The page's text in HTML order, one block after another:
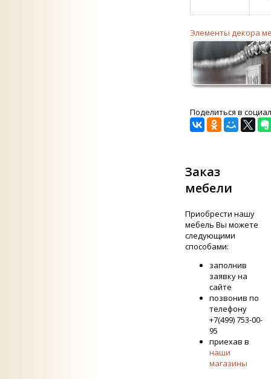
Элементы декора
Поделиться в
Заказ
мебели
Приобрести нашу
мебель Вы можете
следующими
способами:
заполнив
заявку на
сайте
позвонив по
телефону
+7(499) 753-00-
95
приехав в
наши
магазины